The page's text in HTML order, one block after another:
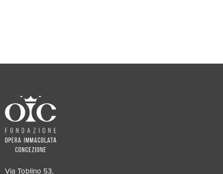
Via Toblino 53,